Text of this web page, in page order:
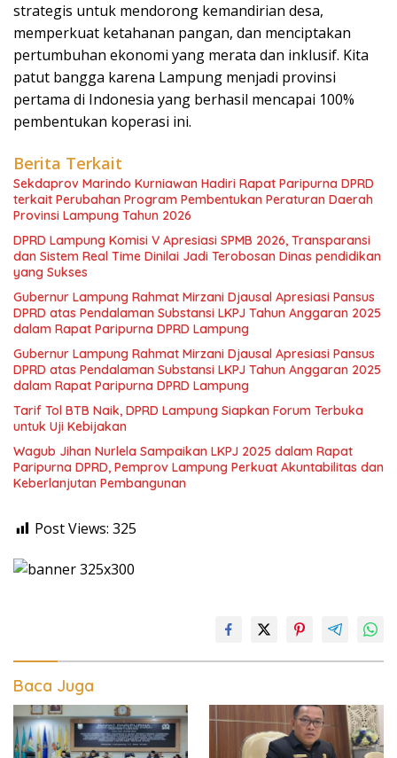
strategis untuk mendorong kemandirian desa,
memperkuat ketahanan pangan, dan menciptakan
pertumbuhan ekonomi yang merata dan inklusif. Kita
patut bangga karena Lampung menjadi provinsi
pertama di Indonesia yang berhasil mencapai 100%
pembentukan koperasi ini.
Berita Terkait
Sekdaprov Marindo Kurniawan Hadiri Rapat Paripurna DPRD
terkait Perubahan Program Pembentukan Peraturan Daerah
Provinsi Lampung Tahun 2026
DPRD Lampung Komisi V Apresiasi SPMB 2026, Transparansi
dan Sistem Real Time Dinilai Jadi Terobosan Dinas pendidikan
yang Sukses
Gubernur Lampung Rahmat Mirzani Djausal Apresiasi Pansus
DPRD atas Pendalaman Substansi LKPJ Tahun Anggaran 2025
dalam Rapat Paripurna DPRD Lampung
Gubernur Lampung Rahmat Mirzani Djausal Apresiasi Pansus
DPRD atas Pendalaman Substansi LKPJ Tahun Anggaran 2025
dalam Rapat Paripurna DPRD Lampung
Tarif Tol BTB Naik, DPRD Lampung Siapkan Forum Terbuka
untuk Uji Kebijakan
Wagub Jihan Nurlela Sampaikan LKPJ 2025 dalam Rapat
Paripurna DPRD, Pemprov Lampung Perkuat Akuntabilitas dan
Keberlanjutan Pembangunan
Post Views: 325
Baca Juga